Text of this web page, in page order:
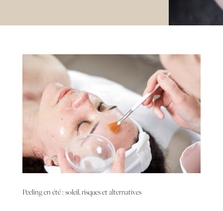
Peeling en été : soleil, risques et alternatives